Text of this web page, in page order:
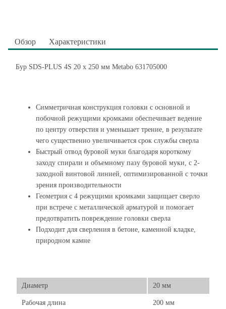
Обзор Характеристики
Бур SDS-PLUS 4S 20 x 250 мм Metabo 631705000
Симметричная конструкция головки с основной и
побочной режущими кромками обеспечивает ведение
по центру отверстия и уменьшает трение, в результате
чего существенно увеличивается срок службы сверла
Быстрый отвод буровой муки благодаря короткому
заходу спирали и объемному пазу буровой муки, с 2-
заходной винтовой линией, оптимизированной с точки
зрения производительности
Геометрия с 4 режущими кромками защищает сверло
при встрече с металлической арматурой и помогает
предотвратить повреждение головки сверла
Подходит для сверления в бетоне, каменной кладке,
природном камне
Диаметр 20 мм
Рабочая длина 200 мм